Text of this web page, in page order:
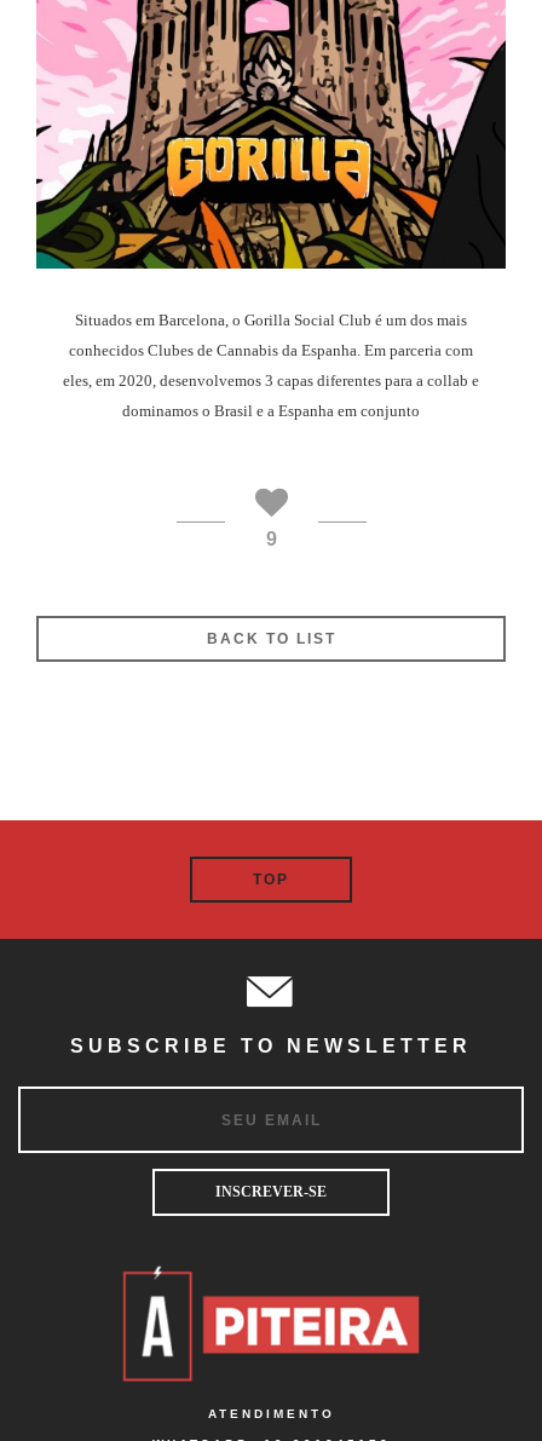
Situados em Barcelona, o Gorilla Social Club é um dos mais
conhecidos Clubes de Cannabis da Espanha. Em parceria com
eles, em 2020, desenvolvemos 3 capas diferentes para a collab e
dominamos o Brasil e a Espanha em conjunto
9
BACK TO LIST
TOP
SUBSCRIBE TO NEWSLETTER
ATENDIMENTO